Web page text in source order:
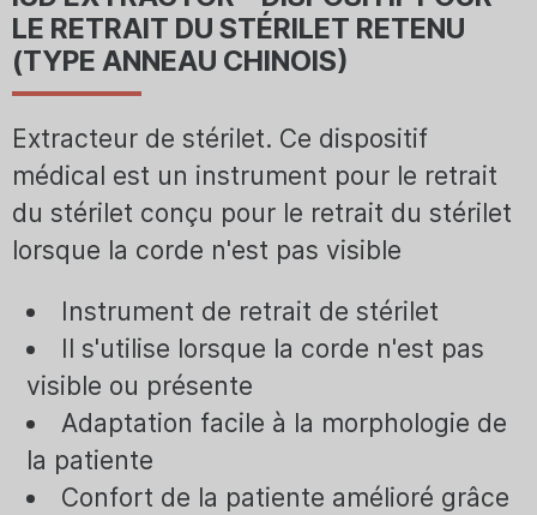
LE RETRAIT DU STÉRILET RETENU
(TYPE ANNEAU CHINOIS)
Extracteur de stérilet. Ce dispositif
médical est un instrument pour le retrait
du stérilet conçu pour le retrait du stérilet
lorsque la corde n'est pas visible
Instrument de retrait de stérilet
Il s'utilise lorsque la corde n'est pas
visible ou présente
Adaptation facile à la morphologie de
la patiente
Confort de la patiente amélioré grâce